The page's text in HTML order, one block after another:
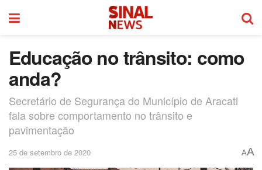
Educação no trânsito: como
anda?
Secretário de Segurança do Município de Aracati
fala sobre comportamento no trânsito e
pavimentação
25 de setembro de 2020 AA